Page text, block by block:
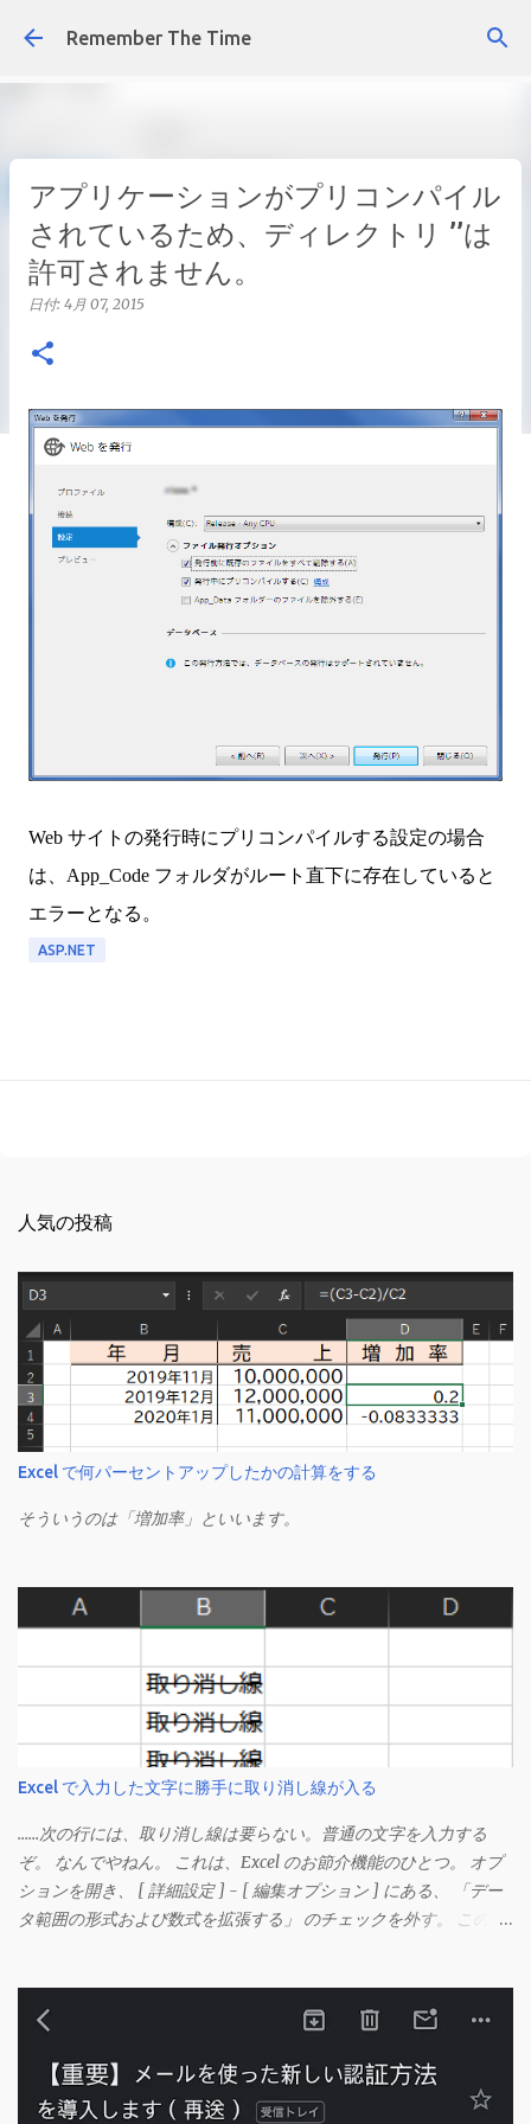
スキップしてメイン コンテンツに移動
Remember The Time
アプリケーションがプリコンパイル
されているため、ディレクトリ ’’は
許可されません。
日付: 4月 07, 2015
Web サイトの発行時にプリコンパイルする設定の場合
は、App_Code フォルダがルート直下に存在していると
エラーとなる。
ASP.NET
人気の投稿
Excel で何パーセントアップしたかの計算をする
そういうのは「増加率」といいます。
Excel で入力した文字に勝手に取り消し線が入る
……次の行には、取り消し線は要らない。普通の文字を入力する
ぞ。 なんでやねん。 これは、Excel のお節介機能のひとつ。 オプ
ションを開き、 [ 詳細設定 ] - [ 編集オプション ] にある、 「デー
タ範囲の形式および数式を拡張する」 のチェックを外す。 この機
うです。 このオプションを解除して、他のセル（取り消し線の書
式がないセル）をコピーしてから、もう一度入力してみます。 今
度は大丈夫です。 Mac の場合、画面上部にあるメニューの
「Excel」をクリックして環境設定を開きます（「command + ,
（カンマ）」 でも開きます）。 「編集」を開きます。 「編集オプ